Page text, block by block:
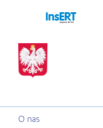
programy dla firm
O nas